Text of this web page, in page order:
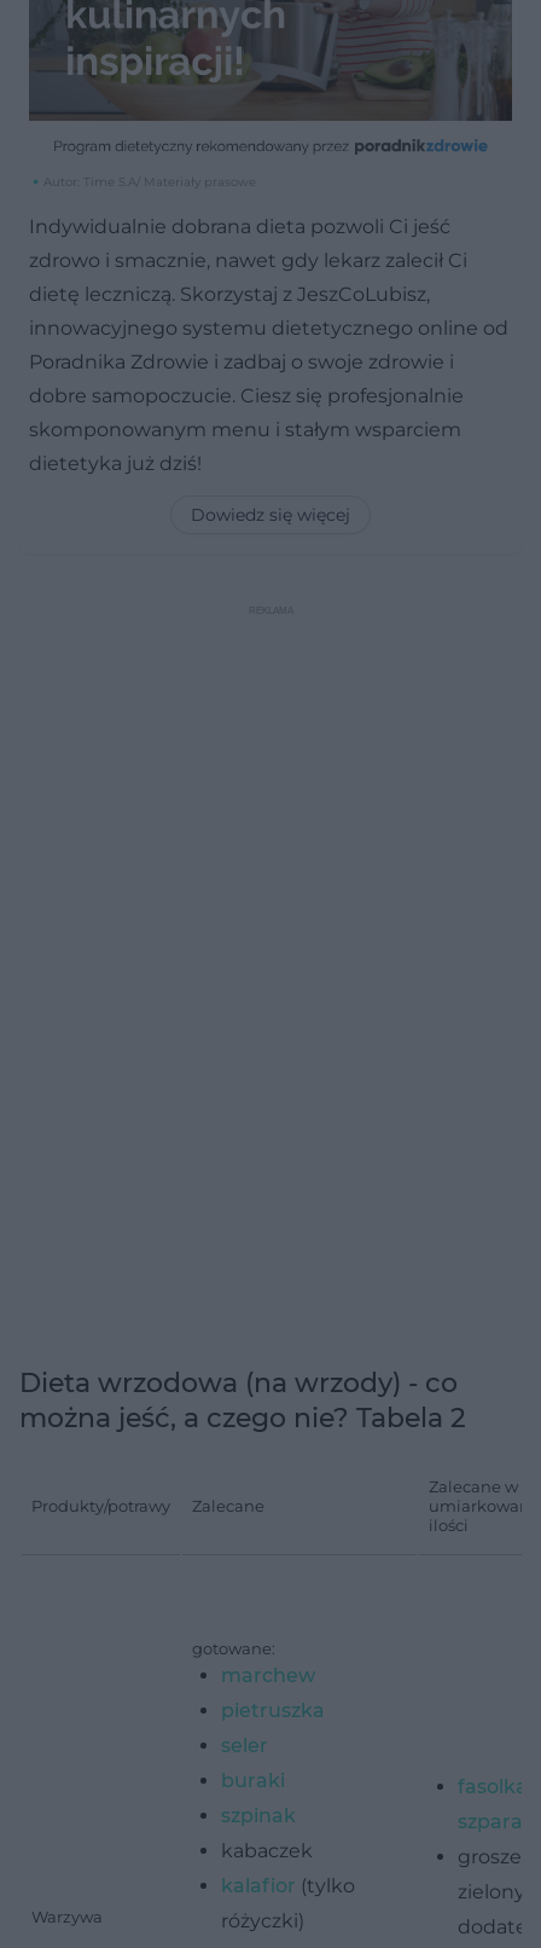
Autor: Time S.A/ Materiały prasowe
Indywidualnie dobrana dieta pozwoli Ci jeść
zdrowo i smacznie, nawet gdy lekarz zalecił Ci
dietę leczniczą. Skorzystaj z JeszCoLubisz,
innowacyjnego systemu dietetycznego online od
Poradnika Zdrowie i zadbaj o swoje zdrowie i
dobre samopoczucie. Ciesz się profesjonalnie
skomponowanym menu i stałym wsparciem
dietetyka już dziś!
Dowiedz się więcej
Dieta wrzodowa (na wrzody) - co
można jeść, a czego nie? Tabela 2
Produkty/potrawy Zalecane
Zalecane w
ilości
Warzywa
gotowane:
marchew
pietruszka
seler
buraki
szpinak
kabaczek
kalafior (tylko
różyczki)
fasolka
groszek
zielony